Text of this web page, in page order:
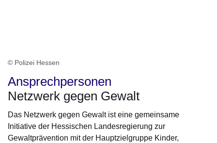
© Polizei Hessen
Ansprechpersonen
Netzwerk gegen Gewalt
Das Netzwerk gegen Gewalt ist eine gemeinsame
Initiative der Hessischen Landesregierung zur
Gewaltprävention mit der Hauptzielgruppe Kinder,